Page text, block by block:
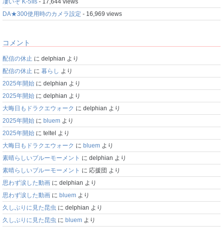
DA★300使用時のカメラ設定 - 16,969 views
コメント
配信の休止 に delphian より
配信の休止 に 暮らし より
2025年開始 に delphian より
2025年開始 に delphian より
大晦日もドラクエウォーク に delphian より
2025年開始 に bluem より
2025年開始 に teltel より
大晦日もドラクエウォーク に bluem より
素晴らしいブルーモーメント に delphian より
素晴らしいブルーモーメント に 応援団 より
思わず涙した動画 に delphian より
思わず涙した動画 に bluem より
久しぶりに見た昆虫 に delphian より
久しぶりに見た昆虫 に bluem より